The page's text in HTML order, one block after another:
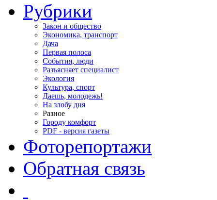
Рубрики
Закон и общество
Экономика, транспорт
Дача
Первая полоса
События, люди
Разъясняет специалист
Экология
Культура, спорт
Даешь, молодежь!
На злобу дня
Разное
Городу комфорт
PDF - версия газеты
Фоторепортажи
Обратная связь